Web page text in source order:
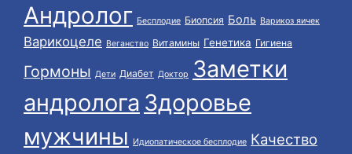
Андролог Бесплодие Биопсия Боль Варикоз яичек
Варикоцеле Веганство Витамины Генетика Гигиена
Гормоны Дети Диабет Доктор
Заметки
андролога Здоровье
мужчины
Идиопатическое бесплодие Качество